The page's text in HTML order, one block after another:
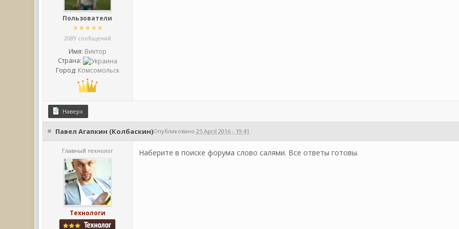
Пользователи
2089 сообщений
Имя: Виктор
Страна:
Город: Комсомольск
Наверх
Павел Агапкин (Колбаскин)Опубликовано25 April 2016 - 19:41
Главный технолог
Технологи
Наберите в поиске форума слово салями. Все ответы готовы.